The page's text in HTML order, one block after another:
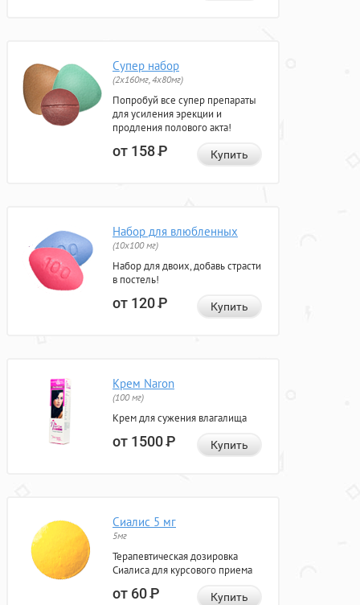
Супер набор
(2х160мг, 4х80мг)
Попробуй все супер препараты
для усиления эрекции и
продления полового акта!
от 158Р Купить
Набор для влюбленных
(10х100 мг)
Набор для двоих, добавь страсти
в постель!
от 120Р Купить
Крем Naron
(100 мг)
Крем для сужения влагалища
от 1500Р Купить
Сиалис 5 мг
5мг
Терапевтическая дозировка
Сиалиса для курсового приема
от 60Р Купить